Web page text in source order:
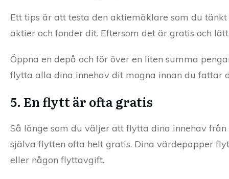
Ett tips är att testa den aktiemäklare som du
aktier och fonder dit. Eftersom det är gratis och
Öppna en depå och för över en liten summa
flytta alla dina innehav dit mogna innan du fattar
5. En flytt är ofta gratis
Så länge som du väljer att flytta dina innehav
själva flytten ofta helt gratis. Dina värdepapper
eller någon flyttavgift.